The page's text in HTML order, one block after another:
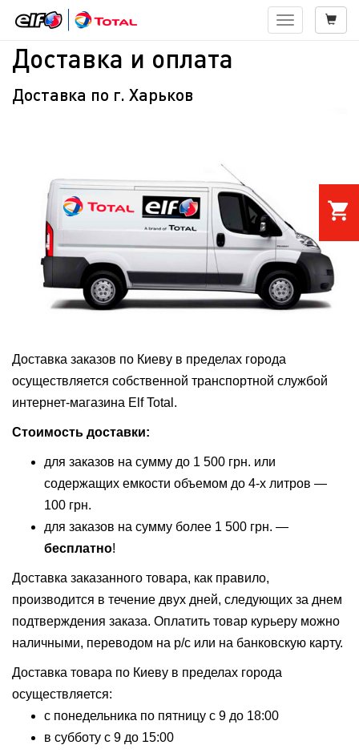
Доставка и оплата
Доставка по г. Харьков
Доставка заказов по Киеву в пределах города
осуществляется собственной транспортной службой
интернет-магазина Elf Total.
Стоимость доставки:
для заказов на сумму до 1 500 грн. или
содержащих емкости объемом до 4-х литров —
100 грн.
для заказов на сумму более 1 500 грн. —
бесплатно!
Доставка заказанного товара, как правило,
производится в течение двух дней, следующих за днем
подтверждения заказа. Оплатить товар курьеру можно
наличными, переводом на р/с или на банковскую карту.
Доставка товара по Киеву в пределах города
осуществляется:
с понедельника по пятницу с 9 до 18:00
в субботу с 9 до 15:00
Навигация
shopping_cart